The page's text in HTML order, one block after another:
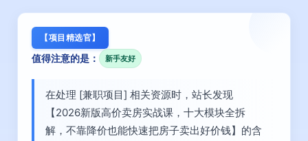
【项目精选官】
值得注意的是： 新手友好
在处理 [兼职项目] 相关资源时，站长发现
【2026新版高价卖房实战课，十大模块全拆
解，不靠降价也能快速把房子卖出好价钱】的含